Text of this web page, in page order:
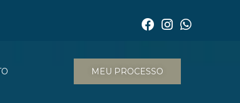
MEU PROCESSO